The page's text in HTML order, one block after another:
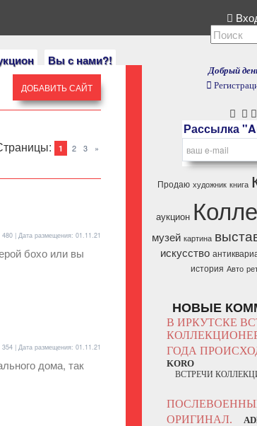
Вы с нами?!
у вас есть коллекция, расскажите нам.
ДОБАВИТЬ САЙТ
: 1 2 3 »
| Дата размещения: 01.11.21
бохо или вы
| Дата размещения: 01.11.21
дома, так
Добрый
Рассылка
Продаю художник книга
аукцион
музей картина
искусство
история Авто
НОВЫЕ
В ИРКУТСКЕ
ГОДА
KORO
ВСТРЕЧИ
ОРИГИНАЛ.